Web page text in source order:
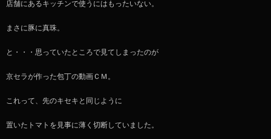
店舗にあるキッチンで使うにはもったいない。
まさに豚に真珠。
と・・・思っていたところで見てしまったのが
京セラが作った包丁の動画ＣＭ。
これって、先のキセキと同じように
置いたトマトを見事に薄く切断していました。